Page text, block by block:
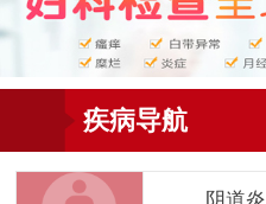
疾病导航